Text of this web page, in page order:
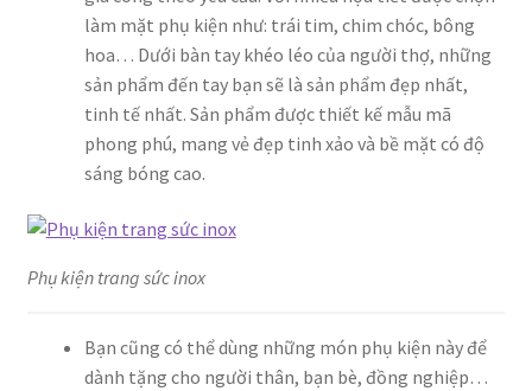
làm mặt phụ kiện như: trái tim, chim chóc, bông
hoa… Dưới bàn tay khéo léo của người thợ, những
sản phẩm đến tay bạn sẽ là sản phẩm đẹp nhất,
tinh tế nhất. Sản phẩm được thiết kế mẫu mã
phong phú, mang vẻ đẹp tinh xảo và bề mặt có độ
sáng bóng cao.
Phụ kiện trang sức inox
Bạn cũng có thể dùng những món phụ kiện này để
dành tặng cho người thân, bạn bè, đồng nghiệp…